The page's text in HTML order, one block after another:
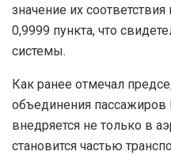
значение их
0,9999 пункта, что
системы.
Как ранее отмечал
объединения пассажиров
внедряется не только в
становится частью